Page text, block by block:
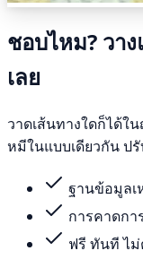
ชอบไหม? วา
เลย
วาดเส้นทางใดก็ได้
หมีในแบบเดียวกัน ป
ฐานข้อมูลเ
การคาดก
ฟรี ทันที ไ